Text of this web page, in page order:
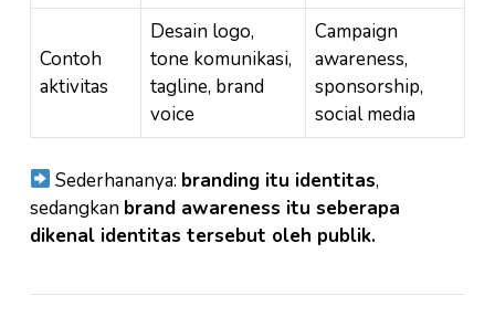
Contoh
aktivitas
Desain logo,
tone komunikasi,
tagline, brand
voice
Campaign
awareness,
sponsorship,
social media
Sederhananya: branding itu identitas,
sedangkan brand awareness itu seberapa
dikenal identitas tersebut oleh publik.